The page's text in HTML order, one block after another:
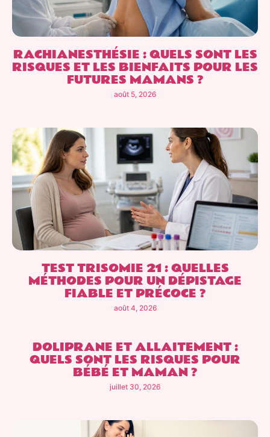
RACHIANESTHÉSIE : QUELS SONT LES
RISQUES ET LES BIENFAITS POUR LES
FUTURES MAMANS ?
août 5, 2026
TEST TRISOMIE 21 : QUELLES
MÉTHODES POUR UN DÉPISTAGE
FIABLE ET PRÉCOCE ?
août 4, 2026
DOLIPRANE ET ALLAITEMENT :
QUELS SONT LES RISQUES POUR
BÉBÉ ET MAMAN ?
juillet 30, 2026